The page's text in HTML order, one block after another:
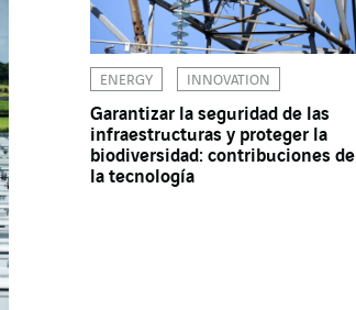
ENERGY INNOVATION
Garantizar la seguridad de las
infraestructuras y proteger la
biodiversidad: contribuciones de
la tecnología